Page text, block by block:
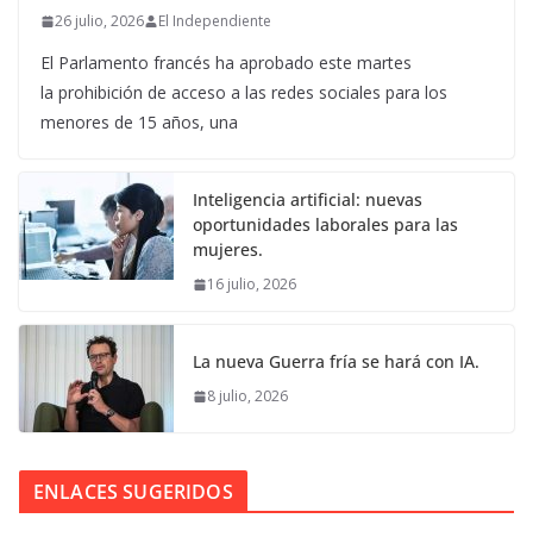
26 julio, 2026 El Independiente
El Parlamento francés ha aprobado este martes
la prohibición de acceso a las redes sociales para los
menores de 15 años, una
Inteligencia artificial: nuevas
oportunidades laborales para las
mujeres.
16 julio, 2026
La nueva Guerra fría se hará con IA.
8 julio, 2026
ENLACES SUGERIDOS